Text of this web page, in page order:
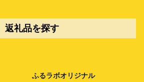
返礼品を探す
ふるラボオリジナル